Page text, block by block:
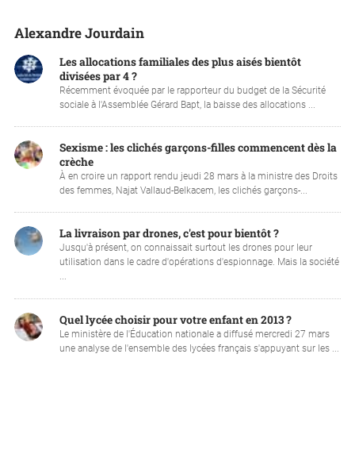
Alexandre Jourdain
Les allocations familiales des plus aisés bientôt
divisées par 4 ?
Récemment évoquée par le rapporteur du budget de la Sécurité
sociale à l'Assemblée Gérard Bapt, la baisse des allocations ...
Sexisme : les clichés garçons-filles commencent dès la
crèche
À en croire un rapport rendu jeudi 28 mars à la ministre des Droits
des femmes, Najat Vallaud-Belkacem, les clichés garçons-...
La livraison par drones, c'est pour bientôt ?
Jusqu'à présent, on connaissait surtout les drones pour leur
utilisation dans le cadre d'opérations d'espionnage. Mais la société
...
Quel lycée choisir pour votre enfant en 2013 ?
Le ministère de l'Éducation nationale a diffusé mercredi 27 mars
une analyse de l'ensemble des lycées français s'appuyant sur les ...